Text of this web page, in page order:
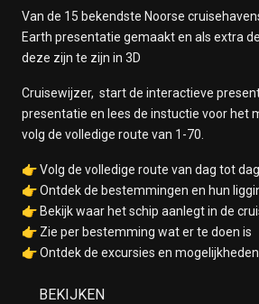
Van de 15 bekendste Noorse
Earth presentatie gemaakt en als extra
deze zijn te zijn in 3D
Cruisewijzer, start de interactieve
presentatie en lees de instuctie voor het
volg de volledige route van 1-70.
👉 Volg de volledige route van dag tot dag
👉 Ontdek de bestemmingen en hun
👉 Bekijk waar het schip aanlegt in de
👉 Zie per bestemming wat er te doen is
👉 Ontdek de excursies en mogelijkheden
BEKIJKEN